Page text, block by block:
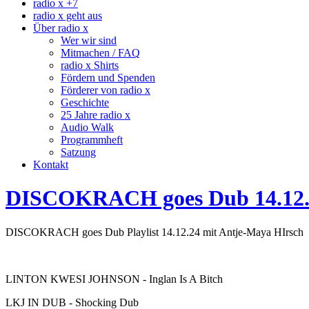
radio x +7
radio x geht aus
Über radio x
Wer wir sind
Mitmachen / FAQ
radio x Shirts
Fördern und Spenden
Förderer von radio x
Geschichte
25 Jahre radio x
Audio Walk
Programmheft
Satzung
Kontakt
DISCOKRACH goes Dub
DISCOKRACH goes Dub Playlist 14.12.24 mit Antje-Maya HIrsch
LINTON KWESI JOHNSON - Inglan Is A Bitch
LKJ IN DUB - Shocking Dub